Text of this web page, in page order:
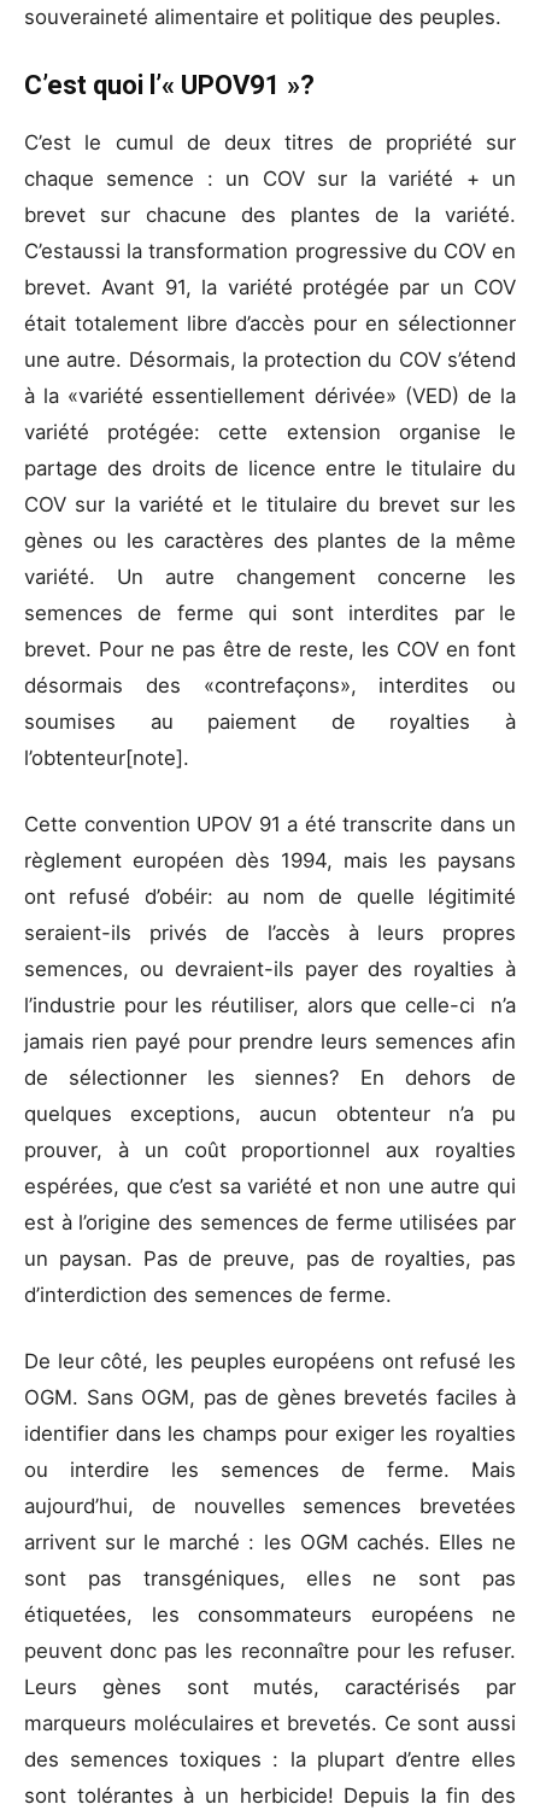
souveraineté alimentaire et politique des peuples.
C’est quoi l’« UPOV91 »?
C’est le cumul de deux titres de propriété sur
chaque semence : un COV sur la variété + un
brevet sur chacune des plantes de la variété.
C’estaussi la transformation progressive du COV en
brevet. Avant 91, la variété protégée par un COV
était totalement libre d’accès pour en sélectionner
une autre. Désormais, la protection du COV s’étend
à la «variété essentiellement dérivée» (VED) de la
variété protégée: cette extension organise le
partage des droits de licence entre le titulaire du
COV sur la variété et le titulaire du brevet sur les
gènes ou les caractères des plantes de la même
variété. Un autre changement concerne les
semences de ferme qui sont interdites par le
brevet. Pour ne pas être de reste, les COV en font
désormais des «contrefaçons», interdites ou
soumises au paiement de royalties à
l’obtenteur[note].
Cette convention UPOV 91 a été transcrite dans un
règlement européen dès 1994, mais les paysans
ont refusé d’obéir: au nom de quelle légitimité
seraient-ils privés de l’accès à leurs propres
semences, ou devraient-ils payer des royalties à
l’industrie pour les réutiliser, alors que celle-ci n’a
jamais rien payé pour prendre leurs semences afin
de sélectionner les siennes? En dehors de
quelques exceptions, aucun obtenteur n’a pu
prouver, à un coût proportionnel aux royalties
espérées, que c’est sa variété et non une autre qui
est à l’origine des semences de ferme utilisées par
un paysan. Pas de preuve, pas de royalties, pas
d’interdiction des semences de ferme.
De leur côté, les peuples européens ont refusé les
OGM. Sans OGM, pas de gènes brevetés faciles à
identifier dans les champs pour exiger les royalties
ou interdire les semences de ferme. Mais
aujourd’hui, de nouvelles semences brevetées
arrivent sur le marché : les OGM cachés. Elles ne
sont pas transgéniques, elles ne sont pas
étiquetées, les consommateurs européens ne
peuvent donc pas les reconnaître pour les refuser.
Leurs gènes sont mutés, caractérisés par
marqueurs moléculaires et brevetés. Ce sont aussi
des semences toxiques : la plupart d’entre elles
sont tolérantes à un herbicide! Depuis la fin des